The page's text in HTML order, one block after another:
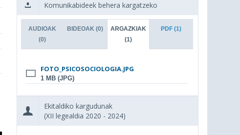
Komunikabideek behera kargatzeko
AUDIOAK
(0)
BIDEOAK (0)
ARGAZKIAK
(1)
PDF (1)
FOTO_PSICOSOCIOLOGIA.JPG
1 MB (JPG)
Ekitaldiko kargudunak
(XII legealdia 2020 - 2024)